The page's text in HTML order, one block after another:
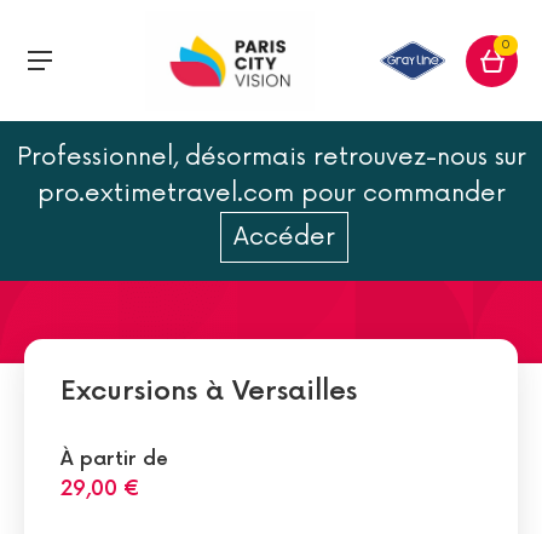
0
Professionnel, désormais retrouvez-nous sur
pro.extimetravel.com pour commander
Accéder
Le château de Versailles en
Excursions à Versailles
À partir de
29,00 €